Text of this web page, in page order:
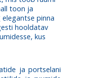
toon ja
pinna
hooldatav
kus
ja portselani